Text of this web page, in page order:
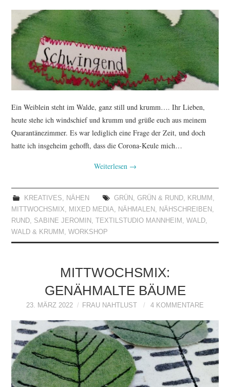
Ein Weiblein steht im Walde, ganz still und krumm…. Ihr Lieben,
heute stehe ich windschief und krumm und grüße euch aus meinem
Quarantänezimmer. Es war lediglich eine Frage der Zeit, und doch
hatte ich insgeheim gehofft, dass die Corona-Keule mich…
Weiterlesen →
KREATIVES, NÄHEN GRÜN , GRÜN & RUND, KRUMM ,
MITTWOCHSMIX, MIXED MEDIA, NÄHMALEN , NÄHSCHREIBEN ,
RUND, SABINE JEROMIN , TEXTILSTUDIO MANNHEIM ,WALD,
WALD & KRUMM ,WORKSHOP
MITTWOCHSMIX:
GENÄHMALTE BÄUME
23. MÄRZ 2022 FRAU NAHTLUST 4 KOMMENTARE